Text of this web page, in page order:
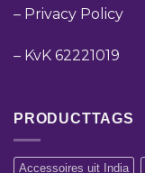
– Privacy Policy
– KvK 62221019
PRODUCTTAGS
Accessoires uit India